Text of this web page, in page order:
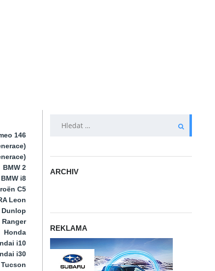
146
BMW 2
BMW i8
C5
Leon
Dunlop
Ranger
Honda
i10
i30
VYHLEDÁVÁNÍ
ARCHIV
REKLAMA